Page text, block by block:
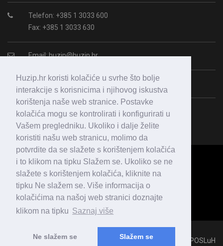
Huzip.hr koristi kolačiće u svrhe što bolje
interakcije s korisnicima i njihovog iskustva
korištenja naše web stranice. Postavke
kolačića mogu se kontrolirati i konfigurirati u
Vašem pregledniku. Ukoliko i dalje želite
koristiti našu web stranicu, molimo da
potvrdite da se slažete s korištenjem kolačića
i to klikom na tipku Slažem se. Ukoliko se ne
slažete s korištenjem kolačića, kliknite na
tipku Ne slažem se. Više informacija o
kolačićima na našoj web stranici doznajte
klikom na tipku Saznaj više
Ne slažem se Slažem se
Telefon: +385 1 3033 600
Fax: +385 1 3033 630
Email:huzip@huzip.hr
OIB: 43987938364
All Rights Reserved 2018 © HUZIP, Developed & Hosted by POSLuH